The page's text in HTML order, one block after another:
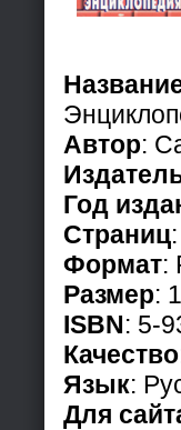
Автор:
Год
Страниц
Формат:
Размер:
ISBN: 5-
Качество
Язык:
Для